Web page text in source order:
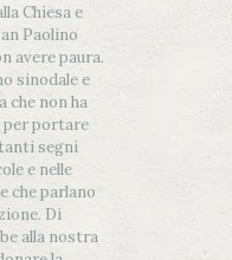
Chiesa e
Paolino
avere paura.
sinodale e
che non ha
per portare
segni
e nelle
che parlano
Di
alla nostra